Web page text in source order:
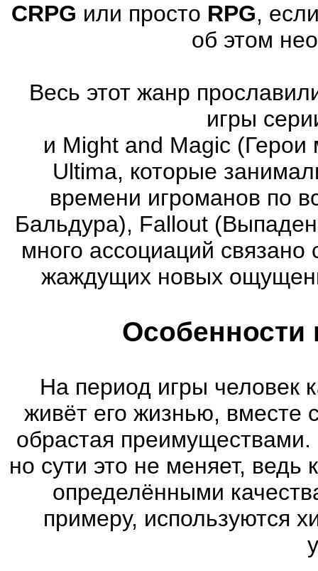
CRPG или просто RPG,
об этом
Весь этот жанр
игры
и Might and Magic
Ultima, которые
времени игроманов по
Бальдура), Fallout
много ассоциаций
жаждущих новых
Особенности
На период игры человек
живёт его жизнью, вместе
обрастая
но сути это не меняет,
определёнными
примеру, используются